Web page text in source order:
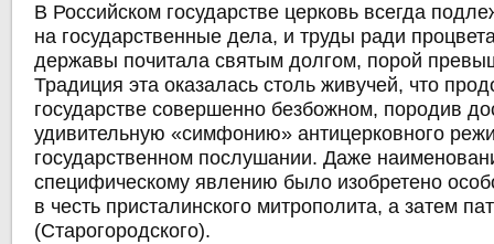
В Российском государстве церковь всегда
на государственные дела, и труды ради
державы почитала святым долгом, порой
Традиция эта оказалась столь живучей, что
государстве совершенно безбожном, породив
удивительную «симфонию» антицерковного
государственном послушании. Даже
специфическому явлению было изобретено
в честь присталинского митрополита, а затем
(Старогородского).